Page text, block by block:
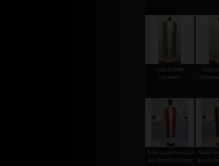
stola in faille
col.verde
stola
Stola rossa in misto
lino ricamo a mano
Stola
lino